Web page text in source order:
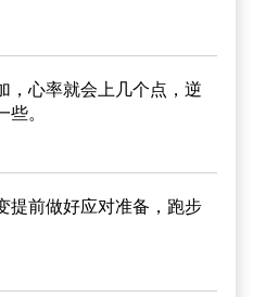
，心率就会上几个点，逆
。
提前做好应对准备，跑步